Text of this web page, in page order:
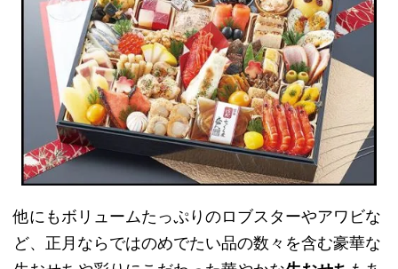
他にもボリュームたっぷりのロブスターやアワビな
ど、正月ならではのめでたい品の数々を含む豪華な